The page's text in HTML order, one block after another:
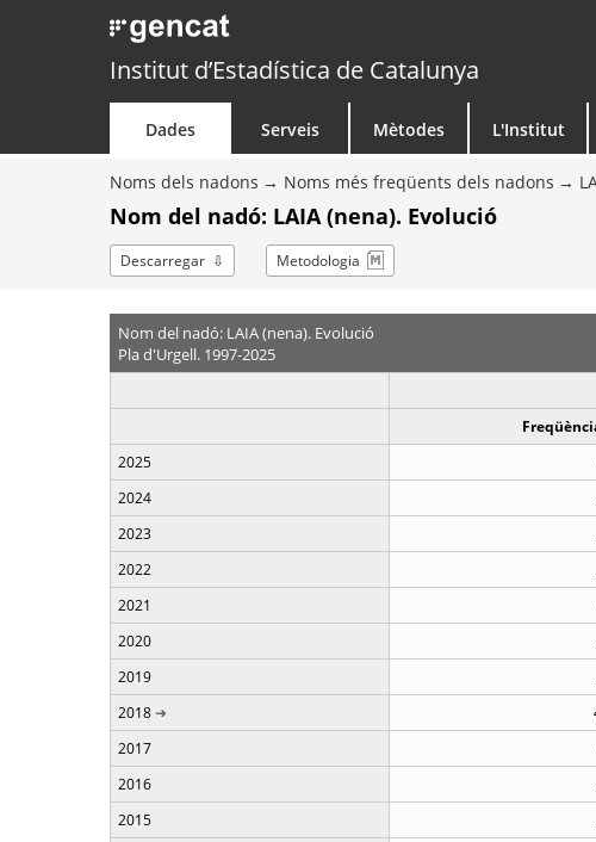
Institut d’Estadística de Catalunya
Dades Serveis Mètodes L'Institut
Noms dels nadons Noms més freqüents dels nadons
Nom del nadó: LAIA (nena). Evolució
Descarregar Metodologia
Nom del nadó: LAIA (nena). Evolució
Pla d'Urgell. 1997-2025
2025
2024
2023
2022
2021
2020
2019
2018
2017
2016
2015